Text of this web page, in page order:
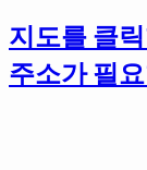
지도를 클
주소가 필